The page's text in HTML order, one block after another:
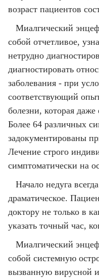
возраст пациентов
Миалгический
собой отчетливое,
нетрудно
диагностировать
заболевания - при
соответствующий
болезни, которая
Более 64 различных
задокументированы
Лечение строго
симптоматически на
Начало недуга
драматическое.
доктору не только в
указать точный час,
Миалгический
собой системную
вызванную вирусной